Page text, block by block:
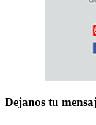
Dejanos tu